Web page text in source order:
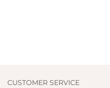
CUSTOMER SERVICE